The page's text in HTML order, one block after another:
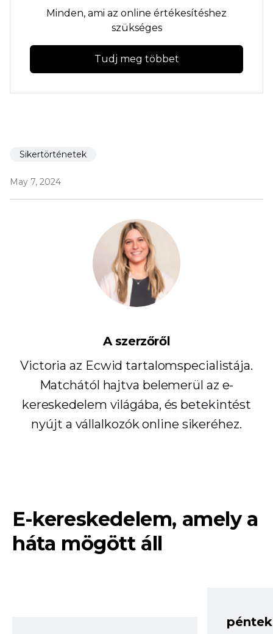
Minden, ami az online értékesítéshez
szükséges
Tudj meg többet
Sikertörténetek
May 7, 2024
A szerzőről
Victoria az Ecwid tartalomspecialistája.
Matchától hajtva belemerül az e-
kereskedelem világába, és betekintést
nyújt a vállalkozók online sikeréhez.
E-kereskedelem, amely a
háta mögött áll